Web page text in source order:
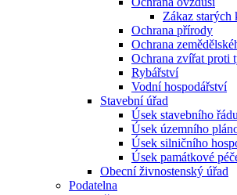
Zákaz starých
Ochrana přírody
Ochrana
Ochrana zvířat proti
Rybářství
Vodní hospodářství
Stavební úřad
Úsek stavebního řádu
Úsek územního
Úsek silničního
Úsek památkové
Obecní živnostenský úřad
Podatelna